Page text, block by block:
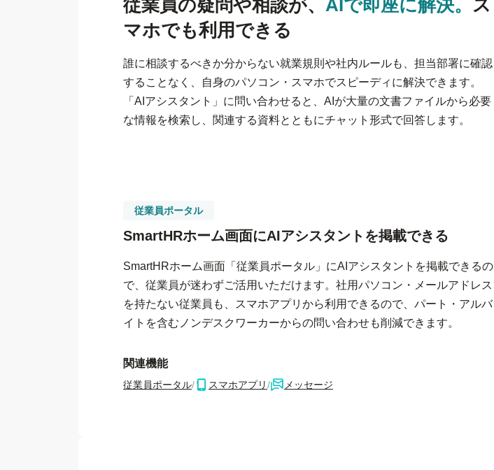
従業員の疑問や相談が、 AIで即座に解決。 ス
マホでも利用できる
誰に相談するべきか分からない就業規則や社内ルールも、担当部署に確認
することなく、自身のパソコン・スマホでスピーディに解決できます。
「AIアシスタント」に問い合わせると、AIが大量の文書ファイルから必要
な情報を検索し、関連する資料とともにチャット形式で回答します。
従業員ポータル
SmartHRホーム画面にAIアシスタント を掲載できる
SmartHRホーム画面「従業員ポータル」にAIアシスタントを掲載できるの
で、従業員が迷わずご活用いただけます。社用パソコン・メールアドレス
を持たない従業員も、スマホアプリから利用できるので、パート・アルバ
イトを含むノンデスクワーカーからの問い合わせも削減できます。
関連機能
従業員ポータル/ スマホアプリ/ メッセージ